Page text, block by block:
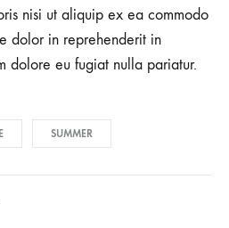
nisi ut aliquip ex ea commodo
dolor in reprehenderit in
dolore eu fugiat nulla pariatur.
SUMMER